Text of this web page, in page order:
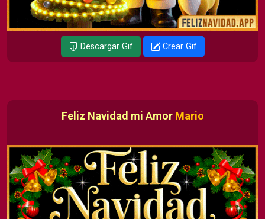
Descargar Gif Crear Gif
Feliz Navidad mi Amor Mario